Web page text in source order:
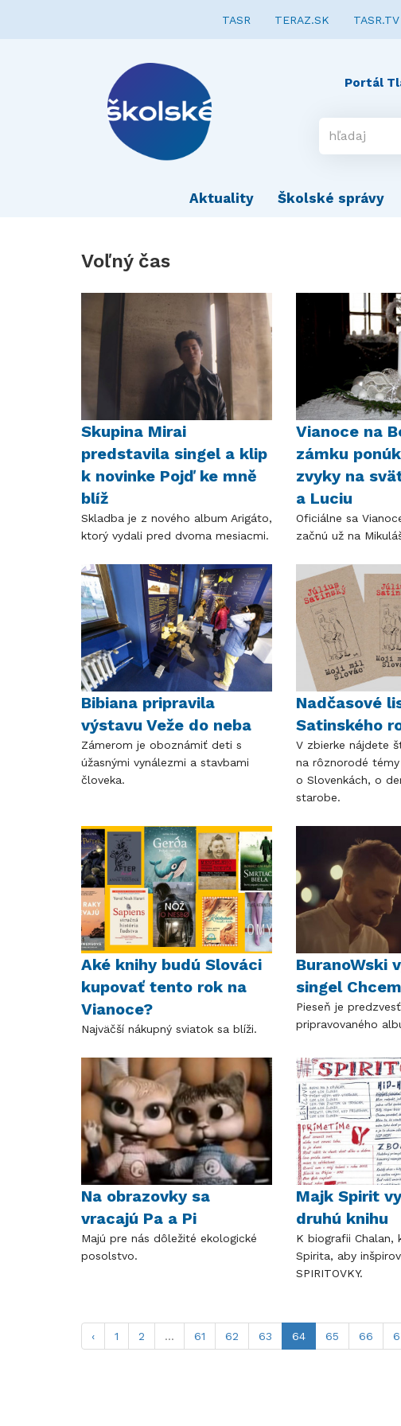
TASR TERAZ.SK TASR.TV
Portál
Aktuality Školské správy
Voľný čas
Skupina Mirai
predstavila singel a klip
k novinke Pojď ke mně
blíž
Skladba je z nového album Arigáto,
ktorý vydali pred dvoma mesiacmi.
Vianoce na
zámku
zvyky na
a Luciu
Oficiálne sa
začnú už na
Bibiana pripravila
výstavu Veže do neba
Zámerom je oboznámiť deti s
úžasnými vynálezmi a stavbami
človeka.
Nadčasové
Satinského
V zbierke nájdete
na rôznorodé
o Slovenkách, o
starobe.
Aké knihy budú Slováci
kupovať tento rok na
Vianoce?
Najväčší nákupný sviatok sa blíži.
BuranoWski
singel
Pieseň je
pripravovaného
Na obrazovky sa
vracajú Pa a Pi
Majú pre nás dôležité ekologické
posolstvo.
Majk Spirit
druhú knihu
K biografii Chalan,
Spirita, aby
SPIRITOVKY.
‹ 1 2 ... 61 62 63 64 65 66